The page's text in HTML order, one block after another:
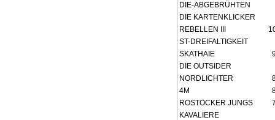
DIE-ABGEBRÜHTEN
DIE KARTENKLICKER
REBELLEN III
ST-DREIFALTIGKEIT
SKATHAIE
DIE OUTSIDER
NORDLICHTER
4M
ROSTOCKER JUNGS
KAVALIERE